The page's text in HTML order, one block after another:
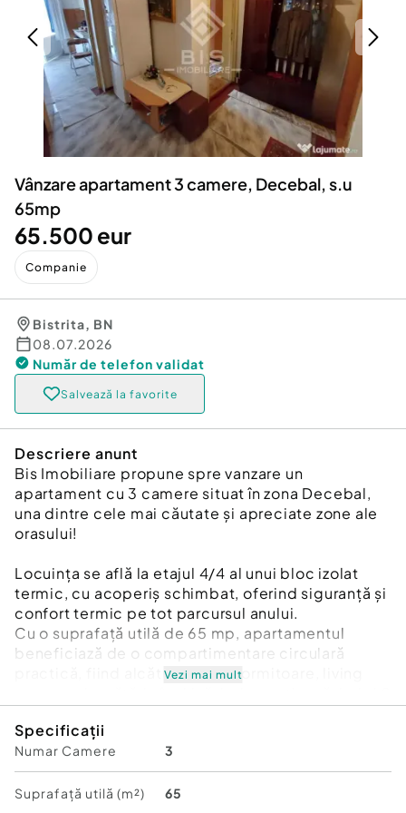
Servicii
Animale de companie
Afaceri și echipamente profesionale
Inchiriere Bunuri si Vehicule
Utilaje agricole si industriale
Piese auto si accesorii
Dacia Duster
Vânzare apartament 3 camere, Decebal, s.u
65mp
65.500 eur
Companie
Bistrita, BN
08.07.2026
Număr de telefon validat
Salvează la favorite
Descriere anunt
Bis Imobiliare propune spre vanzare un
apartament cu 3 camere situat în zona Decebal,
una dintre cele mai căutate și apreciate zone ale
orasului!
Locuința se află la etajul 4/4 al unui bloc izolat
termic, cu acoperiș schimbat, oferind siguranță și
confort termic pe tot parcursul anului.
Cu o suprafață utilă de 65 mp, apartamentul
beneficiază de o compartimentare circulară
practică, fiind alcătuit din: 2 dormitoare, living
Apartamentul este de renovat, oferind un
excelent potențial de personalizare — perfect
pentru cei care doresc să-și amenajeze propria
locuință după gust sau pentru investiție.
Vezi mai mult
Specificații
Numar Camere 3
Suprafață utilă (m²) 65